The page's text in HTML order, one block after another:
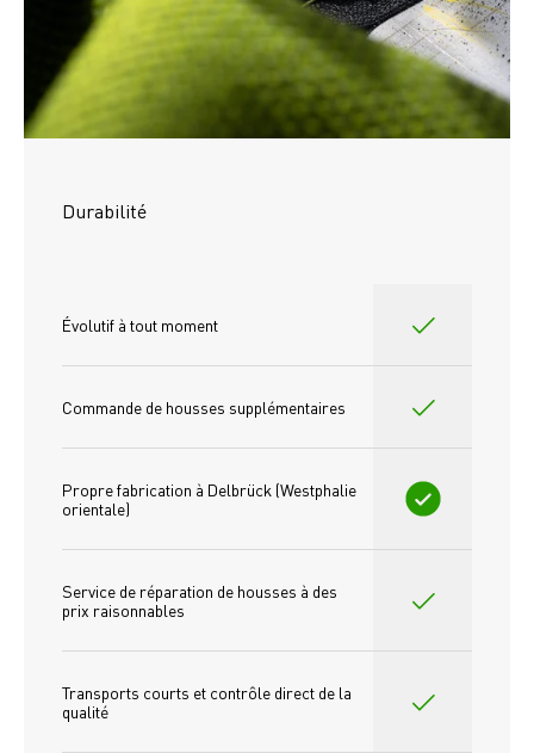
Durabilité
Évolutif à tout moment
Commande de housses supplémentaires
Propre fabrication à Delbrück (Westphalie
orientale)
Service de réparation de housses à des
prix raisonnables
Transports courts et contrôle direct de la
qualité